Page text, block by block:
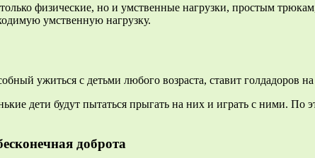
физические, но и умственные нагрузки, простым
умственную нагрузку.
ужиться с детьми любого возраста, ставит голдадоров
дети будут пытаться прыгать на них и играть с ними. По
доброта